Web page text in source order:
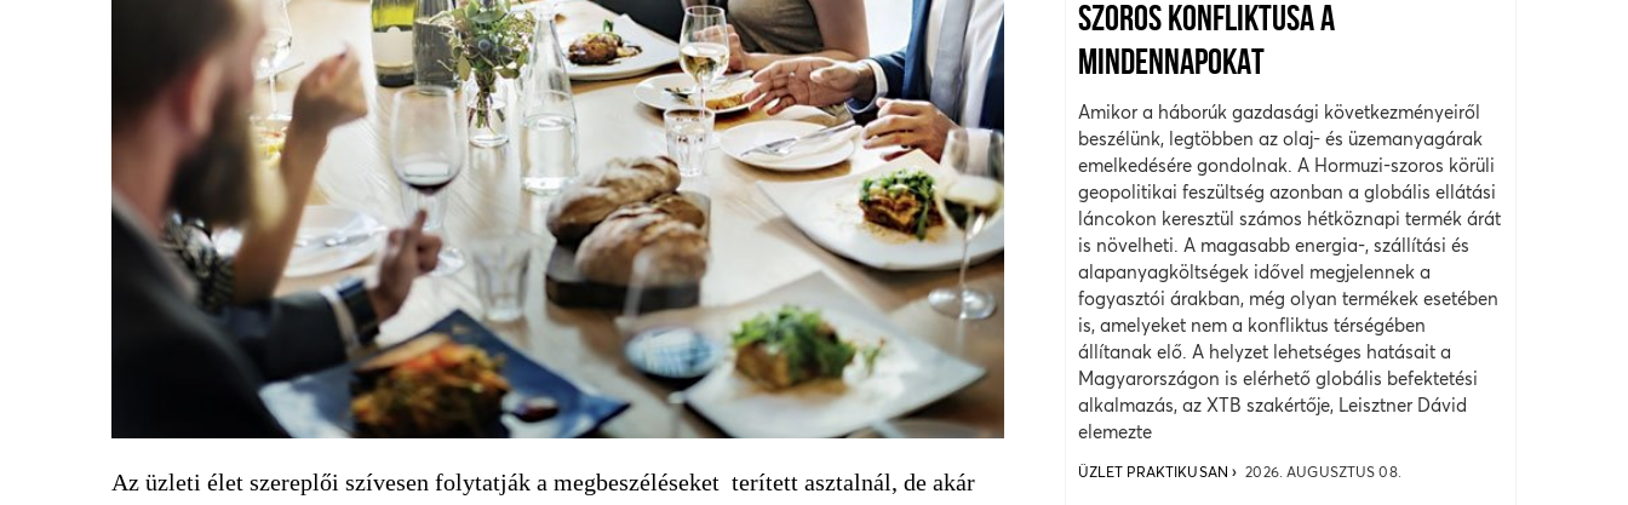
Az üzleti élet szereplői szívesen folytatják a megbeszéléseket terített asztalnál, de akár
SZOROS KONFLIKTUSA A
MINDENNAPOKAT
Amikor a háborúk gazdasági következményeiről
beszélünk, legtöbben az olaj- és üzemanyagárak
emelkedésére gondolnak. A Hormuzi-szoros körüli
geopolitikai feszültség azonban a globális ellátási
láncokon keresztül számos hétköznapi termék árát
is növelheti. A magasabb energia-, szállítási és
alapanyagköltségek idővel megjelennek a
fogyasztói árakban, még olyan termékek esetében
is, amelyeket nem a konfliktus térségében
állítanak elő. A helyzet lehetséges hatásait a
Magyarországon is elérhető globális befektetési
alkalmazás, az XTB szakértője, Leisztner Dávid
elemezte
ÜZLET PRAKTIKUSAN 2026. AUGUSZTUS 08.